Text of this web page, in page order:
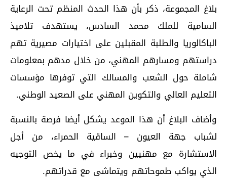
بلاغ المجموعة، ذكر بأن هذا الحدث المنظم تحت الرعاية
السامية للملك محمد السادس، يستهدف تلاميذ
الباكالوريا والطلبة المقبلين على اختيارات مصيرية تهم
دراستهم ومسارهم المهني، من خلال مدهم بمعلومات
شاملة حول الشعب والمسالك التي توفرها مؤسسات
التعليم العالي والتكوين المهني على الصعيد الوطني.
وأضاف البلاغ أن هذا الموعد يشكل أيضا فرصة بالنسبة
لشباب جهة العيون – الساقية الحمراء، من أجل
الاستشارة مع مهنيين وخبراء في ما يخص التوجيه
الذي يواكب طموحاتهم ويتماشى مع قدراتهم.